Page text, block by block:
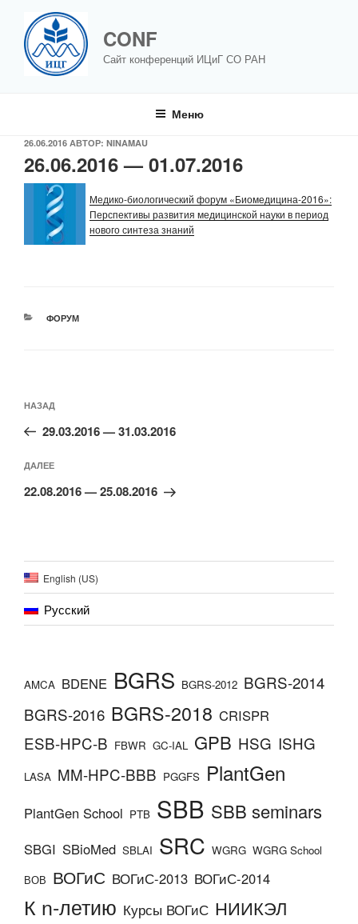
содержимому
CONF
Сайт конференций ИЦиГ СО РАН
Меню
ОПУБЛИКОВАНО
26.06.2016 АВТОР: NINAMAU
26.06.2016 — 01.07.2016
Медико-биологический форум «Биомедицина-2016»:
Перспективы развития медицинской науки в период
нового синтеза знаний
РУБРИКИ
ФОРУМ
по
Предыдущая
запись:
НАЗАД
29.03.2016 — 31.03.2016
Следующая
запись
ДАЛЕЕ
22.08.2016 — 25.08.2016
English (US)
Русский
AMCA BDENE BGRS BGRS-2012 BGRS-2014
BGRS-2016 BGRS-2018 CRISPR
ESB-HPC-B FBWR GC-IAL GPB HSG ISHG
LASA MM-HPC-BBB PGGFS PlantGen
PlantGen School PTB SBB SBB seminars
SBGI SBioMed SBLAI SRC WGRG WGRG School
ВОВ ВОГиС ВОГиС-2013 ВОГиС-2014
К n-летию Курсы ВОГиС НИИКЭЛ